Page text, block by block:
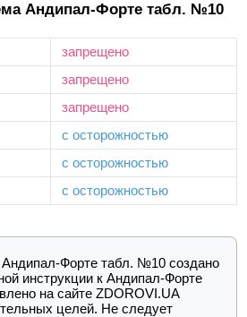
Андипал-Форте табл. №10
запрещено
запрещено
запрещено
с осторожностью
с осторожностью
с осторожностью
Форте табл. №10 создано
инструкции к Андипал-Форте
на сайте ZDOROVI.UA
целей. Не следует